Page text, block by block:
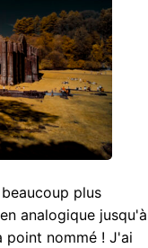
plus
analogique jusqu'à
point nommé ! J'ai